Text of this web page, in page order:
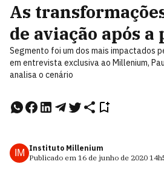
As
de aviação após a
Segmento foi um dos mais impactados
em entrevista exclusiva ao Millenium,
analisa o cenário
IM
Instituto Millenium
Publicado em 16 de junho de 2020